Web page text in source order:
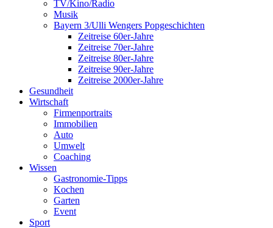
TV/Kino/Radio
Musik
Bayern 3/Ulli Wengers Popgeschichten
Zeitreise 60er-Jahre
Zeitreise 70er-Jahre
Zeitreise 80er-Jahre
Zeitreise 90er-Jahre
Zeitreise 2000er-Jahre
Gesundheit
Wirtschaft
Firmenportraits
Immobilien
Auto
Umwelt
Coaching
Wissen
Gastronomie-Tipps
Kochen
Garten
Event
Sport